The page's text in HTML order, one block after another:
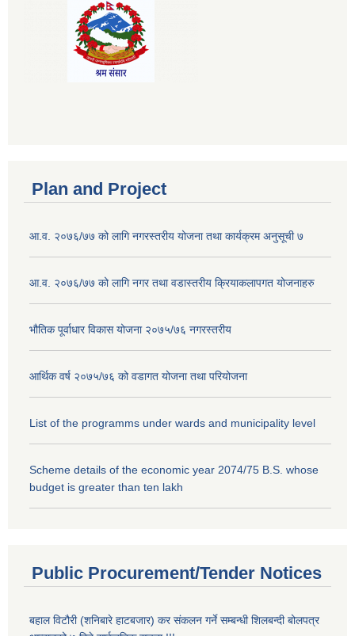
Plan and Project
आ.व. २०७६/७७ को लागि नगरस्तरीय योजना तथा कार्यक्रम अनुसूची ७
आ.व. २०७६/७७ को लागि नगर तथा वडास्तरीय क्रियाकलापगत योजनाहरु
भौतिक पूर्वाधार विकास योजना २०७५/७६ नगरस्तरीय
आर्थिक वर्ष २०७५/७६ को वडागत योजना तथा परियोजना
List of the programms under wards and municipality level
Scheme details of the economic year 2074/75 B.S. whose
budget is greater than ten lakh
Public Procurement/Tender Notices
बहाल विटौरी (शनिबारे हाटबजार) कर संकलन गर्ने सम्बन्धी शिलबन्दी बोलपत्र